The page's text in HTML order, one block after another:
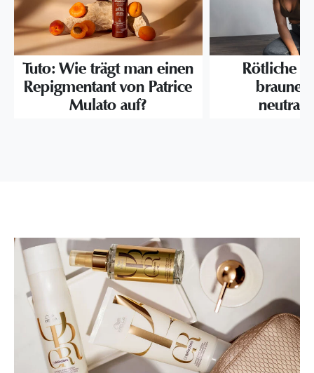
Tuto: Wie trägt man einen
Repigmentant von Patrice
Mulato auf?
Rötliche